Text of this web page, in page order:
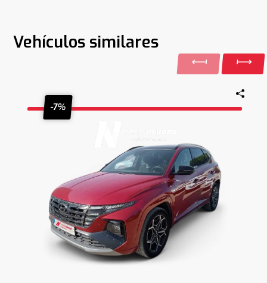
Vehículos similares
-7%